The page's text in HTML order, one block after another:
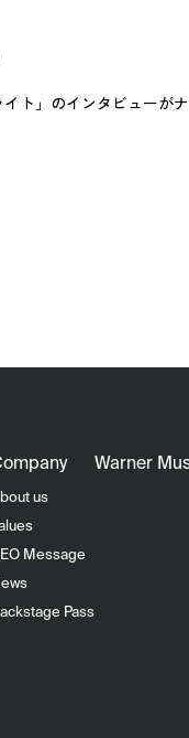
ト」のインタビューが
us
Message
Pass
Warner